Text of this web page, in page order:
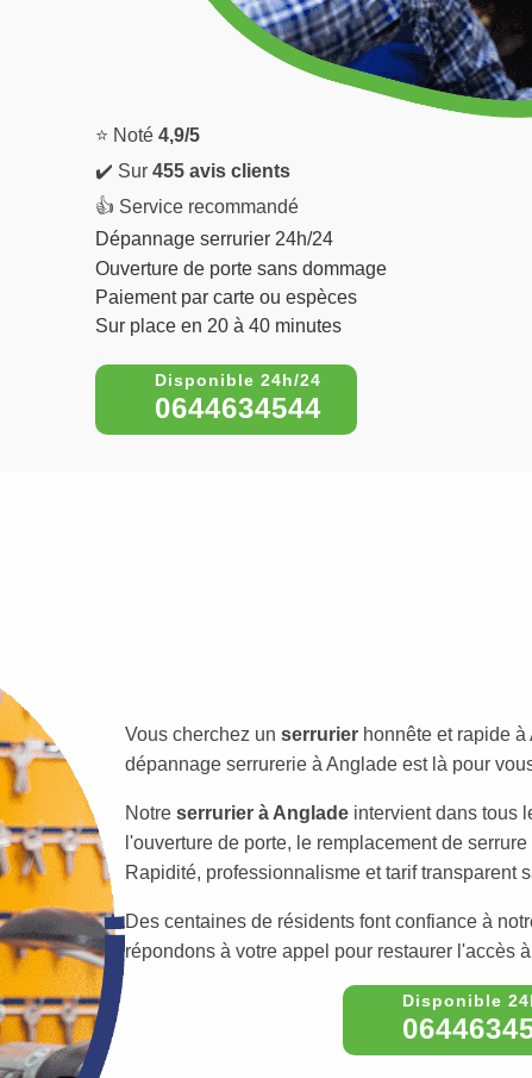
⭐ Noté 4,9/5
✔️ Sur 455 avis clients
👍 Service recommandé
Dépannage serrurier 24h/24
Ouverture de porte sans dommage
Paiement par carte ou espèces
Sur place en 20 à 40 minutes
0644634544
Vous cherchez un serrurier honnête et rapide
dépannage serrurerie à Anglade est là pour
Notre serrurier à Anglade intervient dans tous
l'ouverture de porte, le remplacement de
Rapidité, professionnalisme et tarif transparent
Des centaines de résidents font confiance à
répondons à votre appel pour restaurer l'accès